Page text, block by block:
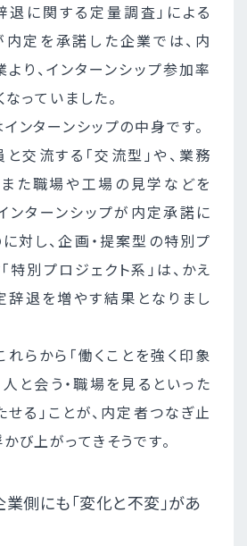
退に関する定量調査」による
内定を承諾した企業では、内
り、インターンシップ参加率
っていました。
ンターンシップの中身です。
交流する「交流型」や、業務
また職場や工場の見学などを
ンターンシップが内定承諾に
対し、企画・提案型の特別プ
特別プロジェクト系」は、かえ
辞退を増やす結果となりまし
れらから「働くことを強く印象
と会う・職場を見るといった
る」ことが、内定者つなぎ止
び上がってきそうです。
側にも「変化と不変」があ